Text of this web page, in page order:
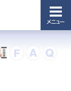
メニュー